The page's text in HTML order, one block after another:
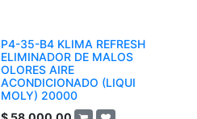
P4-35-B4 KLIMA REFRESH
ELIMINADOR DE MALOS
OLORES AIRE
ACONDICIONADO (LIQUI
MOLY) 20000